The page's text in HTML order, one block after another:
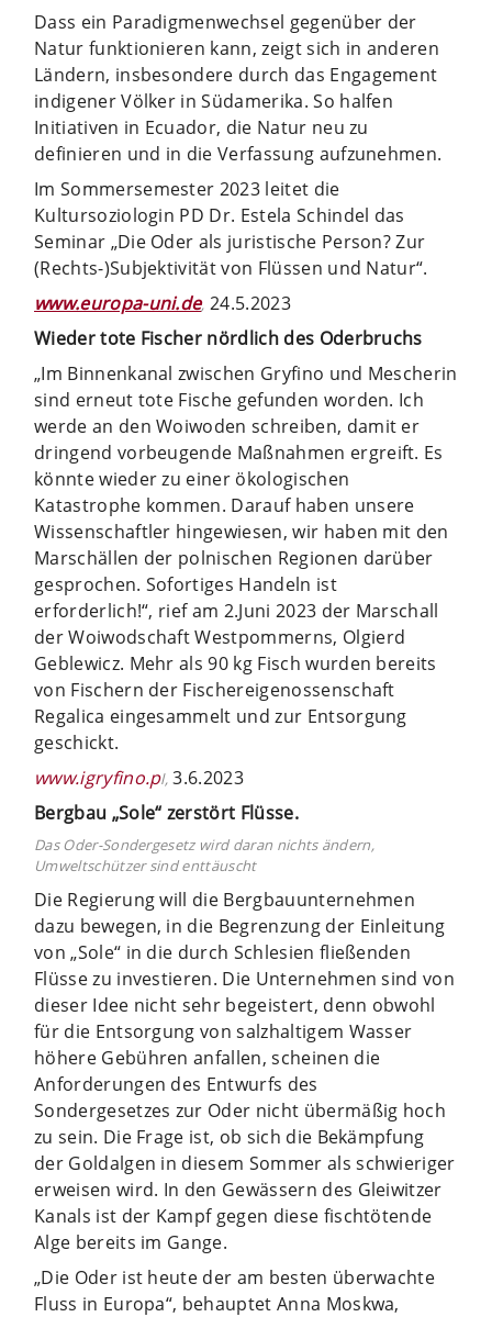
Dass ein Paradigmenwechsel gegenüber der
Natur funktionieren kann, zeigt sich in anderen
Ländern, insbesondere durch das Engagement
indigener Völker in Südamerika. So halfen
Initiativen in Ecuador, die Natur neu zu
definieren und in die Verfassung aufzunehmen.
Im Sommersemester 2023 leitet die
Kultursoziologin PD Dr. Estela Schindel das
Seminar „Die Oder als juristische Person? Zur
(Rechts-)Subjektivität von Flüssen und Natur“.
www.europa-uni.de, 24.5.2023
Wieder tote Fischer nördlich des Oderbruchs
„Im Binnenkanal zwischen Gryfino und Mescherin
sind erneut tote Fische gefunden worden. Ich
werde an den Woiwoden schreiben, damit er
dringend vorbeugende Maßnahmen ergreift. Es
könnte wieder zu einer ökologischen
Katastrophe kommen. Darauf haben unsere
Wissenschaftler hingewiesen, wir haben mit den
Marschällen der polnischen Regionen darüber
gesprochen. Sofortiges Handeln ist
erforderlich!“, rief am 2.Juni 2023 der Marschall
der Woiwodschaft Westpommerns, Olgierd
Geblewicz. Mehr als 90 kg Fisch wurden bereits
von Fischern der Fischereigenossenschaft
Regalica eingesammelt und zur Entsorgung
geschickt.
www.igryfino.pl, 3.6.2023
Bergbau „Sole“ zerstört Flüsse.
Das Oder-Sondergesetz wird daran nichts ändern,
Umweltschützer sind enttäuscht
Die Regierung will die Bergbauunternehmen
dazu bewegen, in die Begrenzung der Einleitung
von „Sole“ in die durch Schlesien fließenden
Flüsse zu investieren. Die Unternehmen sind von
dieser Idee nicht sehr begeistert, denn obwohl
für die Entsorgung von salzhaltigem Wasser
höhere Gebühren anfallen, scheinen die
Anforderungen des Entwurfs des
Sondergesetzes zur Oder nicht übermäßig hoch
zu sein. Die Frage ist, ob sich die Bekämpfung
der Goldalgen in diesem Sommer als schwieriger
erweisen wird. In den Gewässern des Gleiwitzer
Kanals ist der Kampf gegen diese fischtötende
Alge bereits im Gange.
„Die Oder ist heute der am besten überwachte
Fluss in Europa“, behauptet Anna Moskwa,